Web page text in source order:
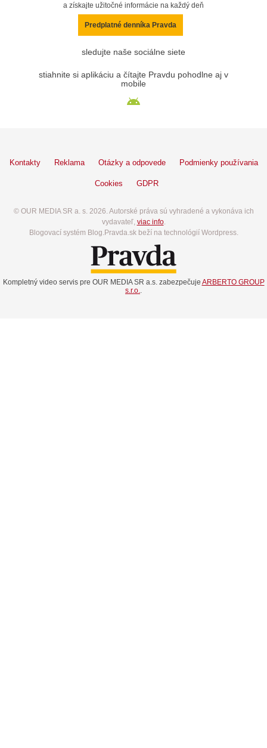
a získajte užitočné informácie na každý deň
Predplatné denníka Pravda
sledujte naše sociálne siete
stiahnite si aplikáciu a čítajte Pravdu pohodlne aj v
mobile
Kontakty Reklama Otázky a odpovede Podmienky používania
Cookies GDPR
© OUR MEDIA SR a. s. 2026. Autorské práva sú vyhradené a vykonáva ich
vydavateľ, viac info.
Blogovací systém Blog.Pravda.sk beží na technológií Wordpress.
Kompletný video servis pre OUR MEDIA SR a.s. zabezpečuje ARBERTO GROUP
s.r.o..